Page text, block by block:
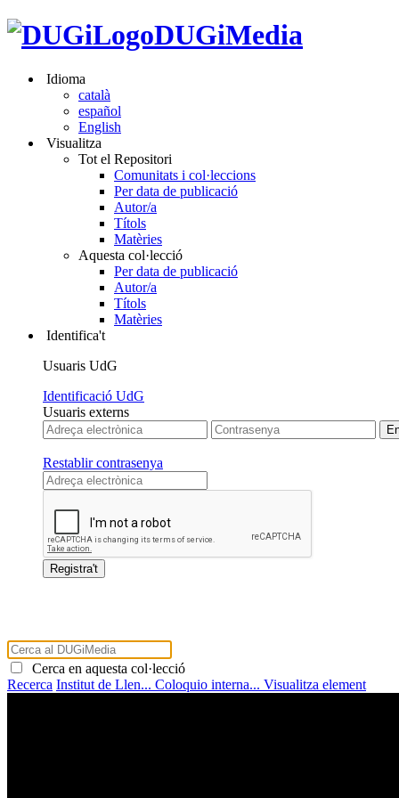
DUGiMedia
Idioma
català
español
English
Visualitza
Tot el Repositori
Comunitats i col·leccions
Per data de publicació
Autor/a
Títols
Matèries
Aquesta col·lecció
Per data de publicació
Autor/a
Títols
Matèries
Identifica't
Usuaris UdG
Identificació UdG
Usuaris externs
Restablir contrasenya
Cerca en aquesta col·lecció
Recerca Institut de Llen... Coloquio interna... Visualitza element